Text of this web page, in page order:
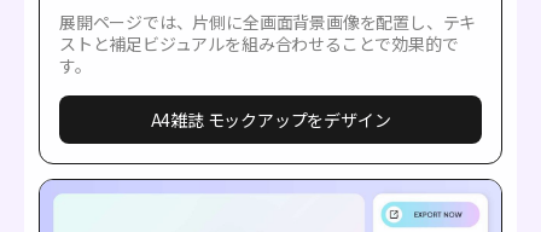
展開ページでは、片側に全画面背景画像を配置し、テキ
ストと補足ビジュアルを組み合わせることで効果的で
す。
A4雑誌 モックアップをデザイン